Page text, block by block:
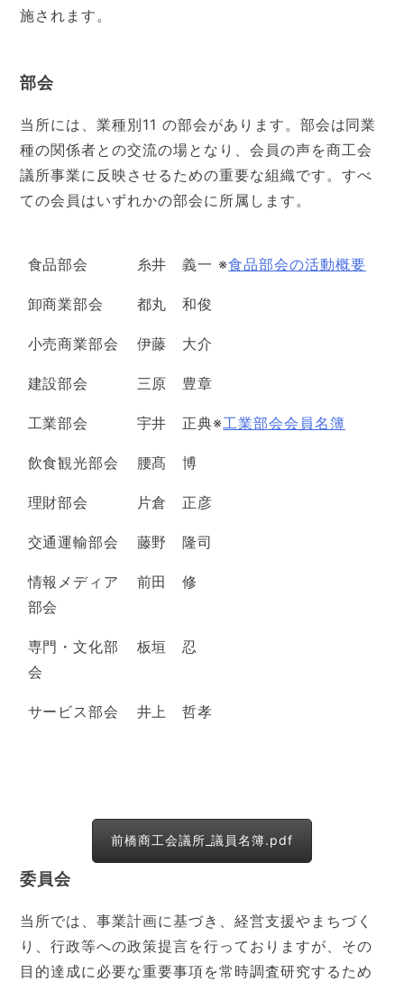
施されます。
部会
当所には、業種別11 の部会があります。部会は同業
種の関係者との交流の場となり、会員の声を商工会
議所事業に反映させるための重要な組織です。すべ
ての会員はいずれかの部会に所属します。
食品部会 糸井 義一 ※食品部会の活動概要
卸商業部会 都丸 和俊
小売商業部会 伊藤 大介
建設部会 三原 豊章
工業部会 宇井 正典※工業部会会員名簿
飲食観光部会 腰髙 博
理財部会 片倉 正彦
交通運輸部会 藤野 隆司
情報メディア
部会
前田 修
専門・文化部
会
板垣 忍
サービス部会 井上 哲孝
前橋商工会議所_議員名簿.pdf
委員会
当所では、事業計画に基づき、経営支援やまちづく
り、行政等への政策提言を行っておりますが、その
目的達成に必要な重要事項を常時調査研究するため